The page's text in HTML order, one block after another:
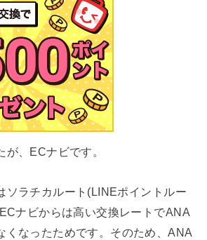
、ECナビです。
ソラチカルート(LINEポイントルー
ナビからは高い交換レートでANA
くなったためです。そのため、ANA